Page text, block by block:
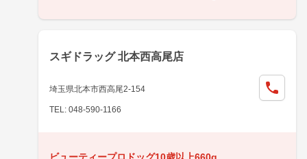
スギドラッグ 北本西高尾店
埼玉県北本市西高尾2-154
TEL: 048-590-1166
ビューティープロドッグ10歳以上660g